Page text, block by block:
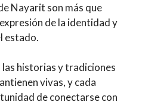
Nayarit son más que
de la identidad y
estado.
historias y tradiciones
vivas, y cada
de conectarse con